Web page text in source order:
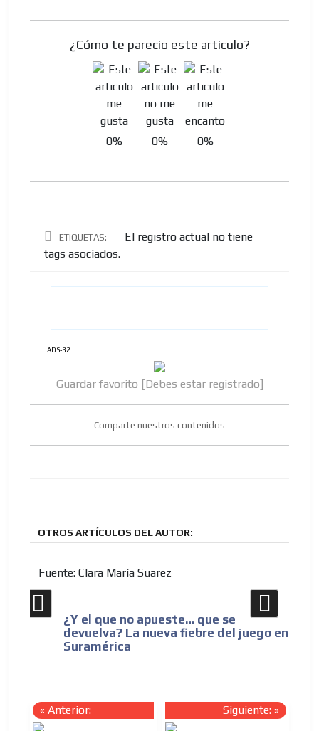
¿Cómo te parecio este articulo?
0% 0% 0%
ETIQUETAS:
El registro actual no tiene
tags asociados.
ADS-32
Guardar favorito [Debes estar registrado]
Comparte nuestros contenidos
OTROS ARTÍCULOS DEL AUTOR:
Fuente: Clara María Suarez
¿Y el que no apueste… que se
devuelva? La nueva fiebre del juego en
Suramérica
« Anterior: Siguiente: »